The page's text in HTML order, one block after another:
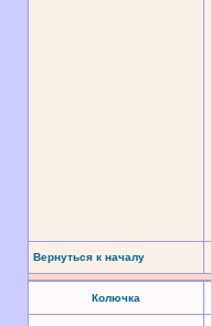
Вернуться к началу
Колючка